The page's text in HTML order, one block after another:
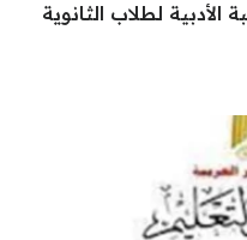
لطلاب الثانوية